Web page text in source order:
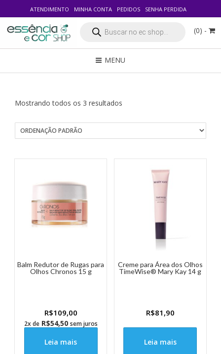
ATENDIMENTO MINHA CONTA PEDIDOS SENHA PERDIDA
produtos (0) -
MENU
Mostrando todos os 3 resultados
Balm Redutor de Rugas para
Olhos Chronos 15 g
R$109,00
2x de R$54,50 sem juros
Leia mais
Creme para Área dos Olhos
TimeWise® Mary Kay 14 g
R$81,90
Leia mais